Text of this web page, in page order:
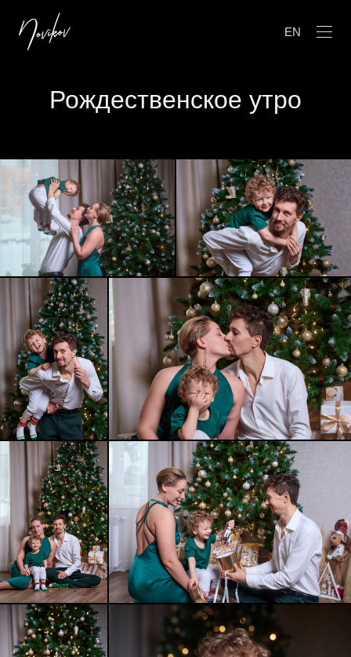
EN
Рождественское утро